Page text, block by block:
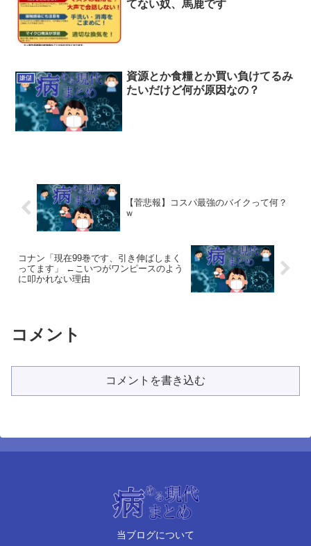
てない奴、馬鹿です
嫌儲
資源とか食糧とか買い負けてるみ
たいだけど何が原因なの？
【菅悲報】コスパ最強のバイクって何？
ｗ
コナン「現在99巻です、引き伸ばしまく
ってます」 ←こいつがワンピースのよう
に叩かれない理由
コメント
コメントを書き込む
当ブログについて